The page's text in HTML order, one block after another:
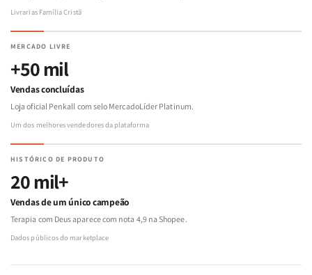
Livrarias Família Cristã
MERCADO LIVRE
+50 mil
Vendas concluídas
Loja oficial Penkall com selo MercadoLíder Platinum.
Um dos melhores vendedores da plataforma
HISTÓRICO DE PRODUTO
20 mil+
Vendas de um único campeão
Terapia com Deus aparece com nota 4,9 na Shopee.
Dados públicos do marketplace